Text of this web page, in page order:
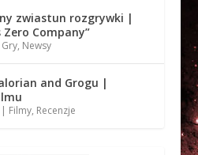
zwiastun rozgrywki |
Zero Company”
Gry, Newsy
and Grogu |
Filmy, Recenzje